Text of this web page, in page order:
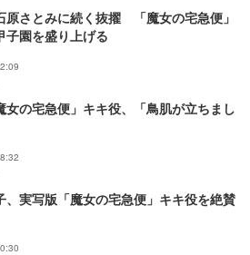
原さとみに続く抜擢 「魔女の宅急便」
子園を盛り上げる
女の宅急便」キキ役、「鳥肌が立ちまし
、実写版「魔女の宅急便」キキ役を絶賛